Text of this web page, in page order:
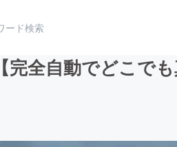
【完全自動でどこで